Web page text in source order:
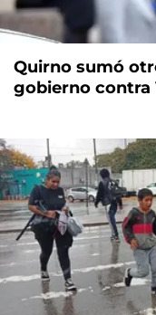
Quirno sumó
gobierno contra